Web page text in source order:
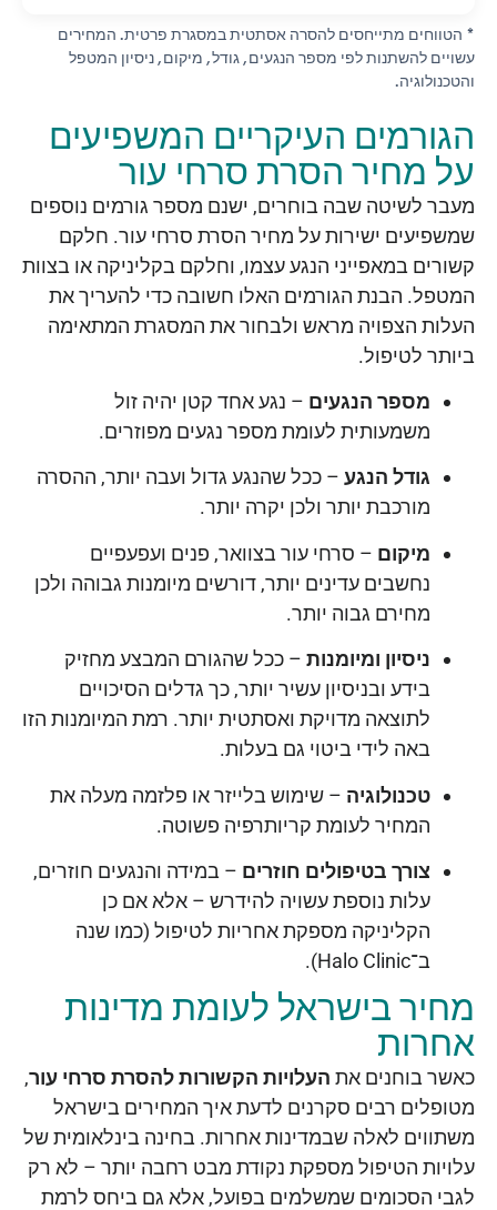
* הטווחים מתייחסים להסרה אסתטית במסגרת פרטית. המחירים
עשויים להשתנות לפי מספר הנגעים, גודל, מיקום, ניסיון המטפל
והטכנולוגיה.
הגורמים העיקריים המשפיעים
על מחיר הסרת סרחי עור
מעבר לשיטה שבה בוחרים, ישנם מספר גורמים נוספים
שמשפיעים ישירות על מחיר הסרת סרחי עור. חלקם
קשורים במאפייני הנגע עצמו, וחלקם בקליניקה או בצוות
המטפל. הבנת הגורמים האלו חשובה כדי להעריך את
העלות הצפויה מראש ולבחור את המסגרת המתאימה
ביותר לטיפול.
מספר הנגעים – נגע אחד קטן יהיה זול
משמעותית לעומת מספר נגעים מפוזרים.
גודל הנגע – ככל שהנגע גדול ועבה יותר, ההסרה
מורכבת יותר ולכן יקרה יותר.
מיקום – סרחי עור בצוואר, פנים ועפעפיים
נחשבים עדינים יותר, דורשים מיומנות גבוהה ולכן
מחירם גבוה יותר.
ניסיון ומיומנות – ככל שהגורם המבצע מחזיק
בידע ובניסיון עשיר יותר, כך גדלים הסיכויים
לתוצאה מדויקת ואסתטית יותר. רמת המיומנות הזו
באה לידי ביטוי גם בעלות.
טכנולוגיה – שימוש בלייזר או פלזמה מעלה את
המחיר לעומת קריותרפיה פשוטה.
צורך בטיפולים חוזרים – במידה והנגעים חוזרים,
עלות נוספת עשויה להידרש – אלא אם כן
הקליניקה מספקת אחריות לטיפול (כמו שנה
ב־Halo Clinic).
מחיר בישראל לעומת מדינות
אחרות
כאשר בוחנים את העלויות הקשורות להסרת סרחי עור,
מטופלים רבים סקרנים לדעת איך המחירים בישראל
משתווים לאלה שבמדינות אחרות. בחינה בינלאומית של
עלויות הטיפול מספקת נקודת מבט רחבה יותר – לא רק
לגבי הסכומים שמשלמים בפועל, אלא גם ביחס לרמת